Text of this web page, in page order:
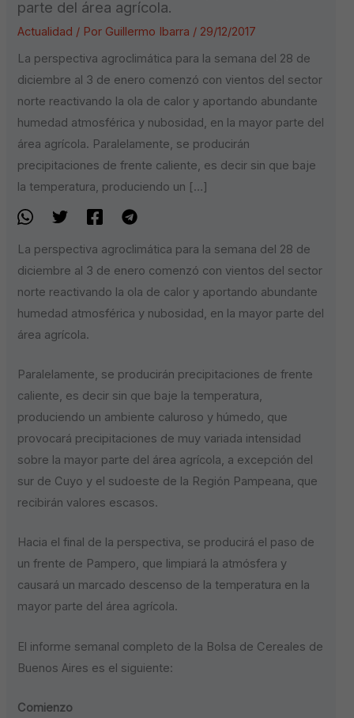
parte del área agrícola.
Actualidad / Por Guillermo Ibarra / 29/12/2017
La perspectiva agroclimática para la semana del 28 de
diciembre al 3 de enero comenzó con vientos del sector
norte reactivando la ola de calor y aportando abundante
humedad atmosférica y nubosidad, en la mayor parte del
área agrícola. Paralelamente, se producirán
precipitaciones de frente caliente, es decir sin que baje
la temperatura, produciendo un […]
La perspectiva agroclimática para la semana del 28 de
diciembre al 3 de enero comenzó con vientos del sector
norte reactivando la ola de calor y aportando abundante
humedad atmosférica y nubosidad, en la mayor parte del
área agrícola.
Paralelamente, se producirán precipitaciones de frente
caliente, es decir sin que baje la temperatura,
produciendo un ambiente caluroso y húmedo, que
provocará precipitaciones de muy variada intensidad
sobre la mayor parte del área agrícola, a excepción del
sur de Cuyo y el sudoeste de la Región Pampeana, que
recibirán valores escasos.
Hacia el final de la perspectiva, se producirá el paso de
un frente de Pampero, que limpiará la atmósfera y
causará un marcado descenso de la temperatura en la
mayor parte del área agrícola.
El informe semanal completo de la Bolsa de Cereales de
Buenos Aires es el siguiente:
Comienzo